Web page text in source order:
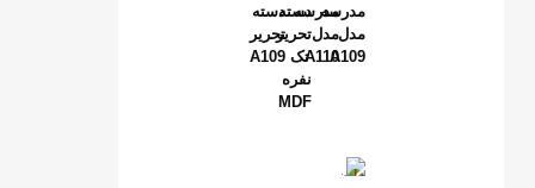
مدرسه
مدل
A109
مدرسه
مدل
A110
دسته
تحریر
تک
نفره
MDF
دسته
تحریر
A109